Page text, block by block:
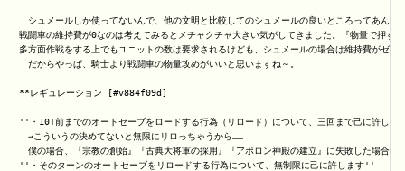
シュメールしか使ってないんで、他の文明と比較してのシュメールの良いところってあんま
戦闘車の維持費が0なのは考えてみるとメチャクチャ大きい気がしてきました。『物量で押す
多方面作戦をする上でもユニットの数は要求されるけども、シュメールの場合は維持費がゼ
**レギュレーション [#v884f09d]
''・10T前までのオートセーブをロードする行為（リロード）について、三回まで己に許し
→こういうの決めてないと無限にリロっちゃうから……
僕の場合、『宗教の創始』『古典大将軍の採用』『アポロン神殿の建立』に失敗した場合が
''・そのターンのオートセーブをリロードする行為について、無制限に己に許します''